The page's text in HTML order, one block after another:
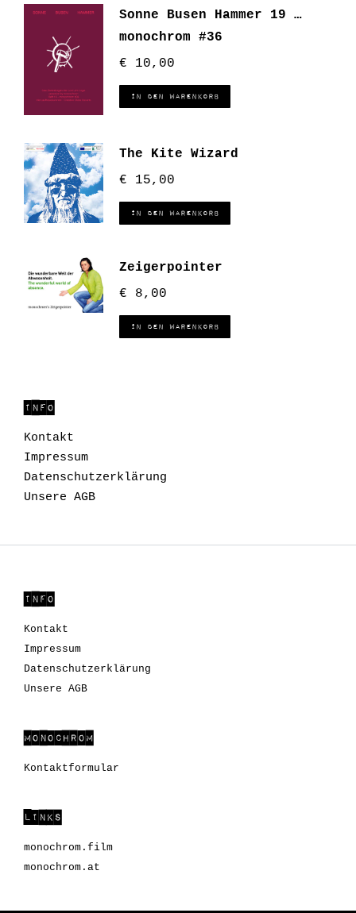
Sonne Busen Hammer 19 …
monochrom #36
€ 10,00
In den Warenkorb
The Kite Wizard
€ 15,00
In den Warenkorb
Zeigerpointer
€ 8,00
In den Warenkorb
INFO
Kontakt
Impressum
Datenschutzerklärung
Unsere AGB
INFO
Kontakt
Impressum
Datenschutzerklärung
Unsere AGB
MONOCHROM
Kontaktformular
LINKS
monochrom.film
monochrom.at